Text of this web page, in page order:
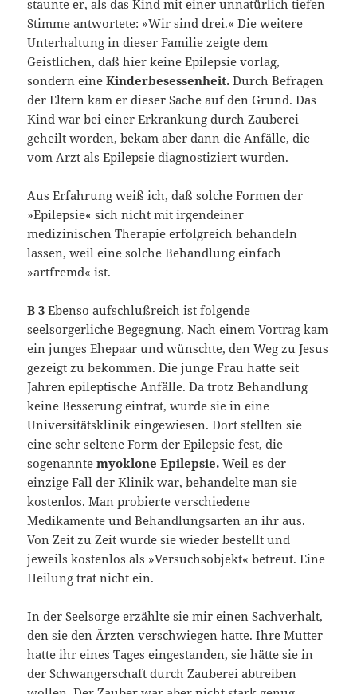
staunte er, als das Kind mit einer unnatürlich tiefen
Stimme antwortete: »Wir sind drei.« Die weitere
Unterhaltung in dieser Familie zeigte dem
Geistlichen, daß hier keine Epilepsie vorlag,
sondern eineKinderbesessenheit. Durch Befragen
der Eltern kam er dieser Sache auf den Grund. Das
Kind war bei einer Erkrankung durch Zauberei
geheilt worden, bekam aber dann die Anfälle, die
vom Arzt als Epilepsie diagnostiziert wurden.
Aus Erfahrung weiß ich, daß solche Formen der
»Epilepsie« sich nicht mit irgendeiner
medizinischen Therapie erfolgreich behandeln
lassen, weil eine solche Behandlung einfach
»artfremd« ist.
B 3 Ebenso aufschlußreich ist folgende
seelsorgerliche Begegnung. Nach einem Vortrag kam
ein junges Ehepaar und wünschte, den Weg zu Jesus
gezeigt zu bekommen. Die junge Frau hatte seit
Jahren epileptische Anfälle. Da trotz Behandlung
keine Besserung eintrat, wurde sie in eine
Universitätsklinik eingewiesen. Dort stellten sie
eine sehr seltene Form der Epilepsie fest, die
sogenanntemyoklone Epilepsie. Weil es der
einzige Fall der Klinik war, behandelte man sie
kostenlos. Man probierte verschiedene
Medikamente und Behandlungsarten an ihr aus.
Von Zeit zu Zeit wurde sie wieder bestellt und
jeweils kostenlos als »Versuchsobjekt« betreut. Eine
Heilung trat nicht ein.
In der Seelsorge erzählte sie mir einen Sachverhalt,
den sie den Ärzten verschwiegen hatte. Ihre Mutter
hatte ihr eines Tages eingestanden, sie hätte sie in
der Schwangerschaft durch Zauberei abtreiben